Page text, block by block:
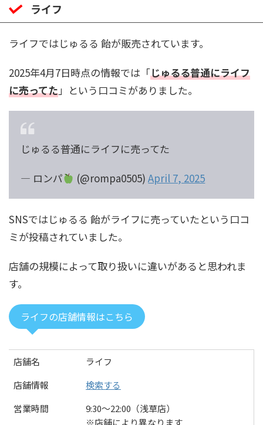
ライフ
ライフではじゅるる 飴が販売されています。
2025年4月7日時点の情報では「じゅるる普通にライフ
に売ってた」という口コミがありました。
じゅるる普通にライフに売ってた
— ロンパ
(@rompa0505)April 7, 2025
SNSではじゅるる 飴がライフに売っていたという口コ
ミが投稿されていました。
店舗の規模によって取り扱いに違いがあると思われま
す。
ライフの店舗情報はこちら
店舗名
ライフ
店舗情報
検索する
営業時間
9:30～22:00（浅草店）
※店舗により異なります